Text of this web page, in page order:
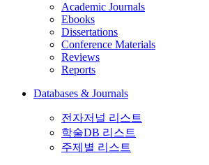
Academic Journals
Ebooks
Dissertations
Conference Materials
Reviews
Reports
Databases & Journals
전자저널 리스트
학술DB 리스트
주제별 리스트